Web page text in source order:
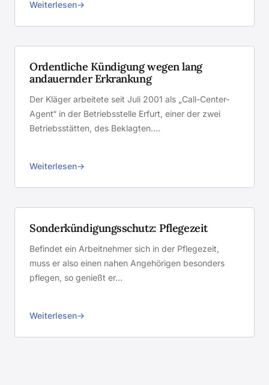
Weiterlesen
Ordentliche Kündigung wegen lang
andauernder Erkrankung
Der Kläger arbeitete seit Juli 2001 als „Call-Center-
Agent“ in der Betriebsstelle Erfurt, einer der zwei
Betriebsstätten, des Beklagten.…
Weiterlesen
Sonderkündigungsschutz: Pflegezeit
Befindet ein Arbeitnehmer sich in der Pflegezeit,
muss er also einen nahen Angehörigen besonders
pflegen, so genießt er…
Weiterlesen